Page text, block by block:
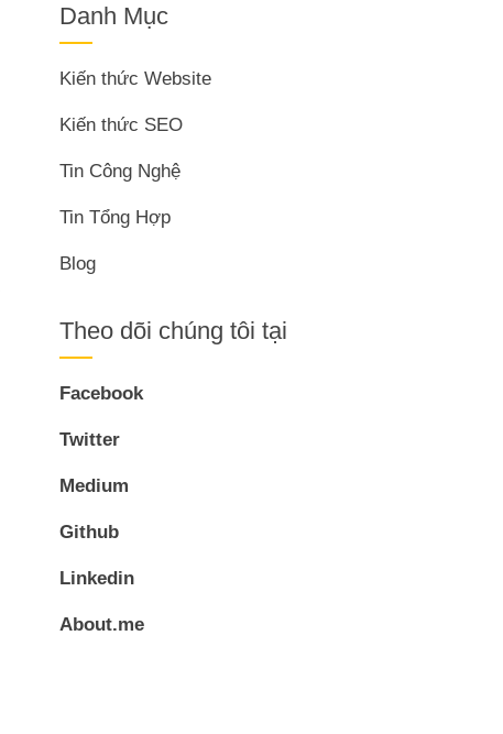
Danh Mục
Kiến thức Website
Kiến thức SEO
Tin Công Nghệ
Tin Tổng Hợp
Blog
Theo dõi chúng tôi tại
Facebook
Twitter
Medium
Github
Linkedin
About.me